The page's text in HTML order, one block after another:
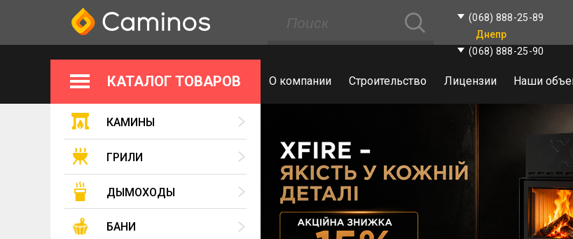
(068) 888-25-89
Днепр
(068) 888-25-90
КАТАЛОГ ТОВАРОВ
КАМИНЫ
ГРИЛИ
ДЫМОХОДЫ
БАНИ
О компании Строительство Лицензии Наши